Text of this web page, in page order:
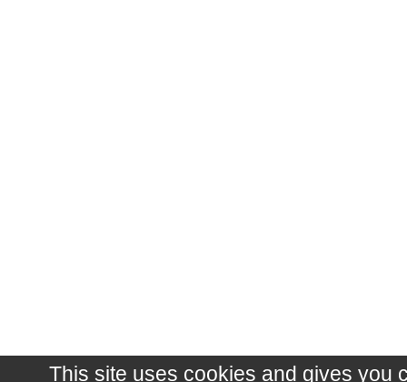
This site uses cookies and gives you